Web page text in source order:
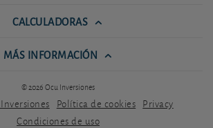
CALCULADORAS
MÁS INFORMACIÓN
© 2026 Ocu Inversiones
Política de cookies Privacy
Condiciones de uso